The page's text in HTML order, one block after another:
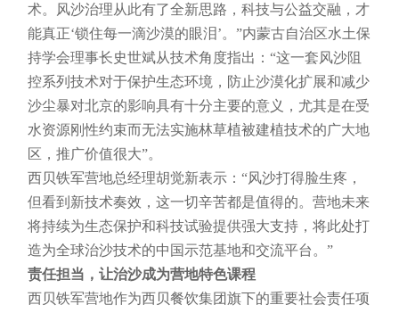
术。风沙治理从此有了全新思路，科技与公益交融，才
能真正‘锁住每一滴沙漠的眼泪’。”内蒙古自治区水土保
持学会理事长史世斌从技术角度指出：“这一套风沙阻
控系列技术对于保护生态环境，防止沙漠化扩展和减少
沙尘暴对北京的影响具有十分主要的意义，尤其是在受
水资源刚性约束而无法实施林草植被建植技术的广大地
区，推广价值很大”。
西贝铁军营地总经理胡觉新表示：“风沙打得脸生疼，
但看到新技术奏效，这一切辛苦都是值得的。营地未来
将持续为生态保护和科技试验提供强大支持，将此处打
造为全球治沙技术的中国示范基地和交流平台。”
责任担当，让治沙成为营地特色课程
西贝铁军营地作为西贝餐饮集团旗下的重要社会责任项